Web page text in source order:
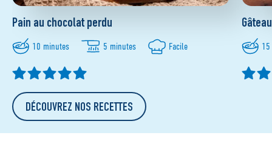
Pain au chocolat perdu
10 minutes 5 minutes Facile
DÉCOUVREZ NOS RECETTES